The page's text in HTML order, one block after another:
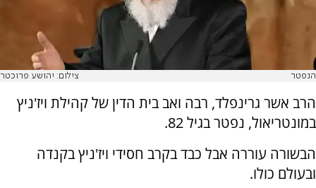
הנפטר צילום: יהושע פרוכטר
הרב אשר גרינפלד, רבה ואב בית הדין של קהילת ויז'ניץ
במונטריאול, נפטר בגיל 82.
הבשורה עוררה אבל כבד בקרב חסידי ויז'ניץ בקנדה
ובעולם כולו.